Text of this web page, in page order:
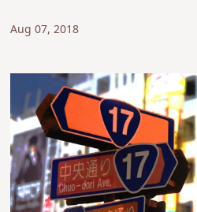
Aug 07, 2018